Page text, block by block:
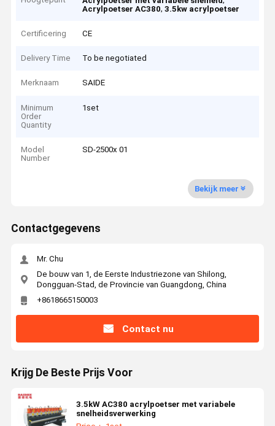
Acrylpoetser AC380,3.5kw acrylpoetser
Certificering CE
Delivery Time To be negotiated
Merknaam SAIDE
Minimum
Order
Quantity
1set
Model
Number
SD-2500x 01
Bekijk meer
Contactgegevens
Mr. Chu
De bouw van 1, de Eerste Industriezone van Shilong,
Dongguan-Stad, de Provincie van Guangdong, China
+8618665150003
Contact nu
Krijg De Beste Prijs Voor
3.5kW AC380 acrylpoetser met variabele
snelheidsverwerking